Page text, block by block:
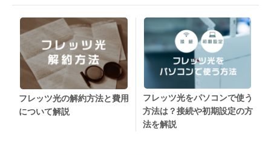
フレッツ光の解約方法と費用
について解説
フレッツ光をパソコンで使う
方法は？接続や初期設定の方
法を解説